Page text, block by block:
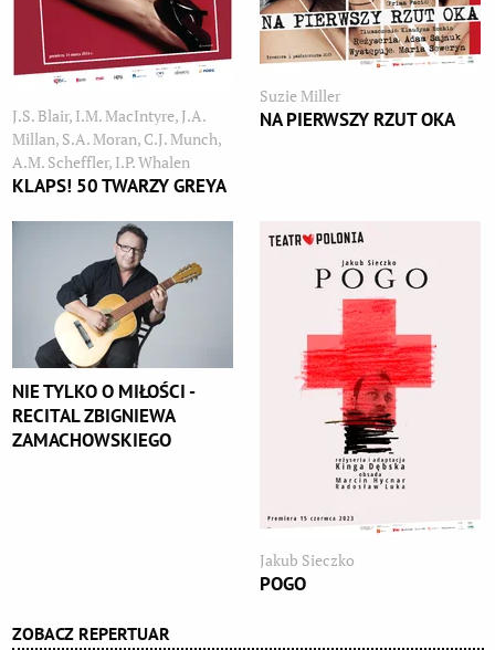
ZOBACZ REPERTUAR
J.S. Blair, I.M. MacIntyre, J.A.
Millan, S.A. Moran, C.J. Munch,
A.M. Scheffler, I.P. Whalen
KLAPS! 50 TWARZY GREYA
Suzie Miller
NA PIERWSZY RZUT OKA
NIE TYLKO O MIŁOŚCI -
RECITAL ZBIGNIEWA
ZAMACHOWSKIEGO
Jakub Sieczko
POGO